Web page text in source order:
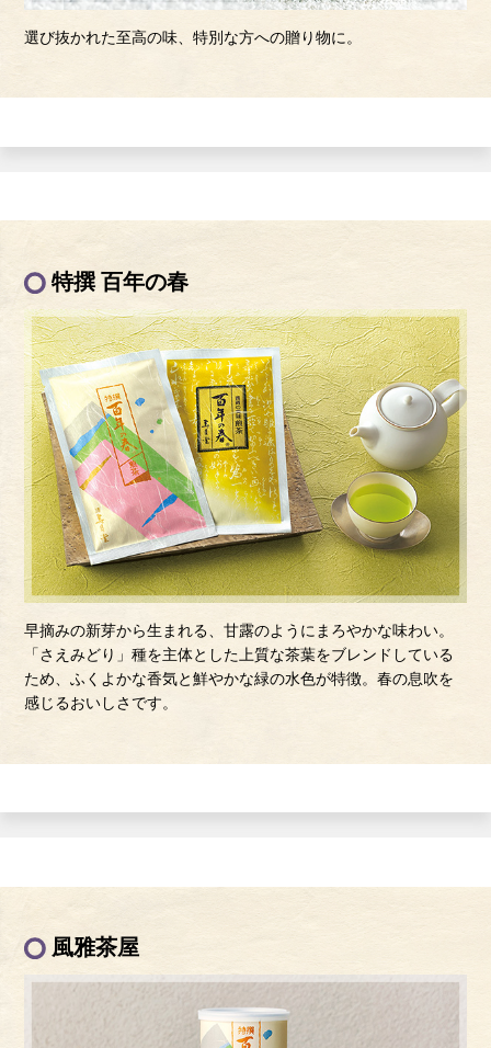
選び抜かれた至高の味、特別な方への贈り物に。
特撰 百年の春
早摘みの新芽から生まれる、甘露のようにまろやかな味わい。
「さえみどり」種を主体とした上質な茶葉をブレンドしている
ため、ふくよかな香気と鮮やかな緑の水色が特徴。春の息吹を
感じるおいしさです。
風雅茶屋